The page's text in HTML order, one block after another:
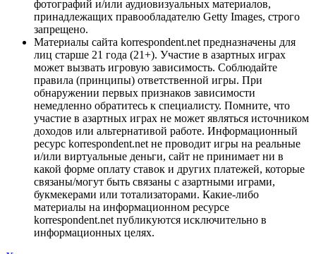
фотографий и/или аудиовизуальных материалов,
принадлежащих правообладателю Getty Images, строго
запрещено.
Материалы сайта korrespondent.net предназначены для
лиц старше 21 года (21+). Участие в азартных играх
может вызвать игровую зависимость. Соблюдайте
правила (принципы) ответственной игры. При
обнаружении первых признаков зависимости
немедленно обратитесь к специалисту. Помните, что
участие в азартных играх не может являться источником
доходов или альтернативой работе. Информационный
ресурс korrespondent.net не проводит игры на реальные
и/или виртуальные деньги, сайт не принимает ни в
какой форме оплату ставок и других платежей, которые
связаны/могут быть связаны с азартными играми,
букмекерами или тотализаторами. Какие-либо
материалы на информационном ресурсе
korrespondent.net публикуются исключительно в
информационных целях.